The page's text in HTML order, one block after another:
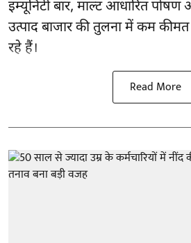
इम्यूनिटी बार, माल्ट आधारित
उत्पाद बाजार की तुलना में कम
रहे हैं।
Read More